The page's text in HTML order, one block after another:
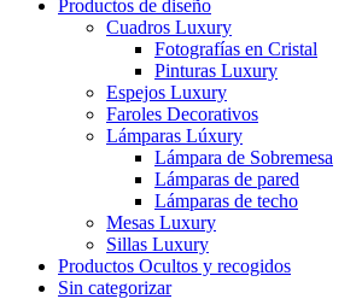
Productos de diseño
Cuadros Luxury
Fotografías en Cristal
Pinturas Luxury
Espejos Luxury
Faroles Decorativos
Lámparas Lúxury
Lámpara de Sobremesa
Lámparas de pared
Lámparas de techo
Mesas Luxury
Sillas Luxury
Productos Ocultos y recogidos
Sin categorizar